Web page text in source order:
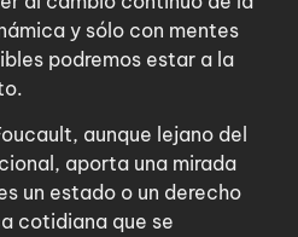
y sólo con mentes
podremos estar a la
aunque lejano del
aporta una mirada
un estado o un derecho
cotidiana que se